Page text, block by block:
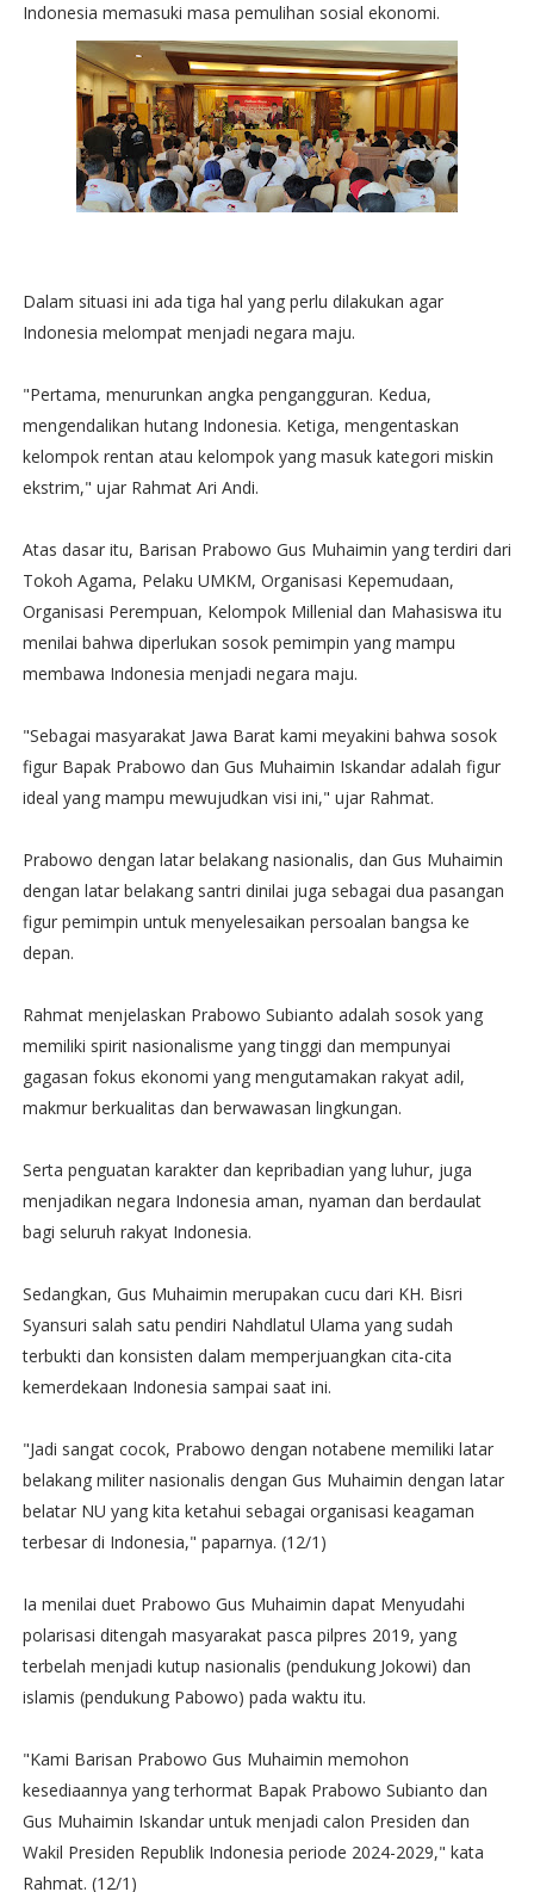
Indonesia memasuki masa pemulihan sosial ekonomi.
Dalam situasi ini ada tiga hal yang perlu dilakukan agar
Indonesia melompat menjadi negara maju.
"Pertama, menurunkan angka pengangguran. Kedua,
mengendalikan hutang Indonesia. Ketiga, mengentaskan
kelompok rentan atau kelompok yang masuk kategori miskin
ekstrim," ujar Rahmat Ari Andi.
Atas dasar itu, Barisan Prabowo Gus Muhaimin yang terdiri dari
Tokoh Agama, Pelaku UMKM, Organisasi Kepemudaan,
Organisasi Perempuan, Kelompok Millenial dan Mahasiswa itu
menilai bahwa diperlukan sosok pemimpin yang mampu
membawa Indonesia menjadi negara maju.
"Sebagai masyarakat Jawa Barat kami meyakini bahwa sosok
figur Bapak Prabowo dan Gus Muhaimin Iskandar adalah figur
ideal yang mampu mewujudkan visi ini," ujar Rahmat.
Prabowo dengan latar belakang nasionalis, dan Gus Muhaimin
dengan latar belakang santri dinilai juga sebagai dua pasangan
figur pemimpin untuk menyelesaikan persoalan bangsa ke
depan.
Rahmat menjelaskan Prabowo Subianto adalah sosok yang
memiliki spirit nasionalisme yang tinggi dan mempunyai
gagasan fokus ekonomi yang mengutamakan rakyat adil,
makmur berkualitas dan berwawasan lingkungan.
Serta penguatan karakter dan kepribadian yang luhur, juga
menjadikan negara Indonesia aman, nyaman dan berdaulat
bagi seluruh rakyat Indonesia.
Sedangkan, Gus Muhaimin merupakan cucu dari KH. Bisri
Syansuri salah satu pendiri Nahdlatul Ulama yang sudah
terbukti dan konsisten dalam memperjuangkan cita-cita
kemerdekaan Indonesia sampai saat ini.
"Jadi sangat cocok, Prabowo dengan notabene memiliki latar
belakang militer nasionalis dengan Gus Muhaimin dengan latar
belatar NU yang kita ketahui sebagai organisasi keagaman
terbesar di Indonesia," paparnya. (12/1)
Ia menilai duet Prabowo Gus Muhaimin dapat Menyudahi
polarisasi ditengah masyarakat pasca pilpres 2019, yang
terbelah menjadi kutup nasionalis (pendukung Jokowi) dan
islamis (pendukung Pabowo) pada waktu itu.
"Kami Barisan Prabowo Gus Muhaimin memohon
kesediaannya yang terhormat Bapak Prabowo Subianto dan
Gus Muhaimin Iskandar untuk menjadi calon Presiden dan
Wakil Presiden Republik Indonesia periode 2024-2029," kata
Rahmat. (12/1)